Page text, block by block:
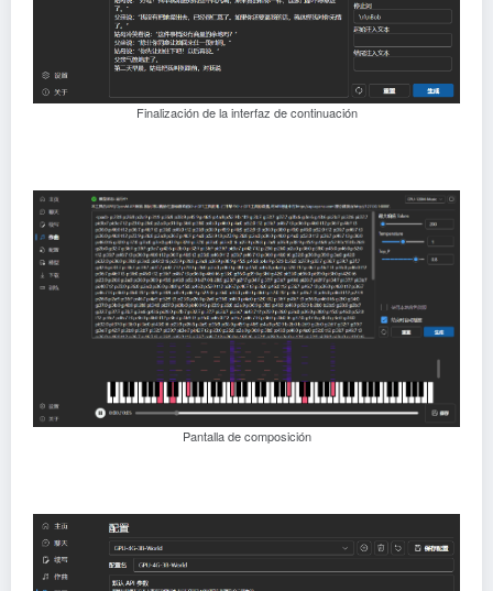
Finalización de la interfaz de continuación
Pantalla de composición